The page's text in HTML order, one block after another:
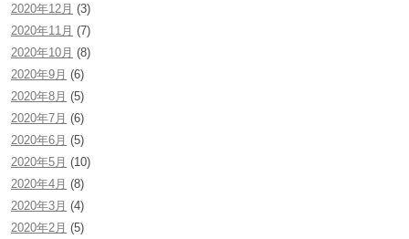
2020年12月 (3)
2020年11月 (7)
2020年10月 (8)
2020年9月 (6)
2020年8月 (5)
2020年7月 (6)
2020年6月 (5)
2020年5月 (10)
2020年4月 (8)
2020年3月 (4)
2020年2月 (5)